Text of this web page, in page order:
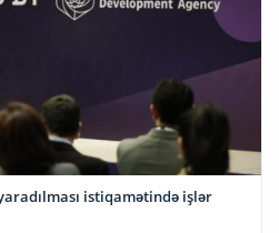
istiqamətində işlər